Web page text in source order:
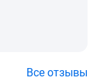
Все отзывы